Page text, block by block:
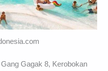
Gagak 8, Kerobokan